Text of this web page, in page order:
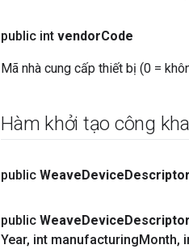
public int vendorCode
Mã nhà cung cấp thiết bị (0 =
Hàm khởi tạo công
public WeaveDeviceDescriptor
public WeaveDeviceDescriptor
Year, int manufacturingMonth,